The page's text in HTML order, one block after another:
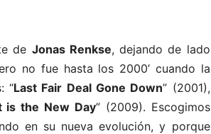
de Jonas Renkse, dejando de lado
no fue hasta los 2000’ cuando la
“Last Fair Deal Gone Down” (2001),
is the New Day” (2009). Escogimos
en su nueva evolución, y porque